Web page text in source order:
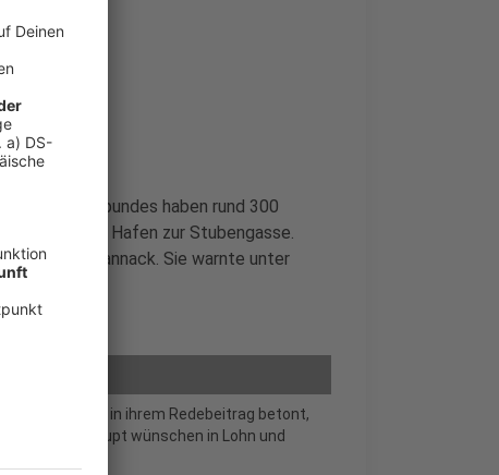
haben rund 300
Mittag vom Hafen zur Stubengasse.
Elke Hannack. Sie warnte unter
Münster, hat in ihrem Redebeitrag betont,
überhaupt wünschen in Lohn und